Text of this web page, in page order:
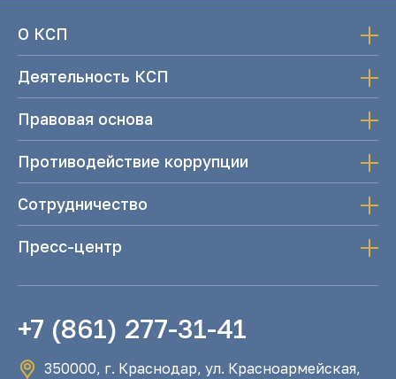
О КСП
Деятельность КСП
Правовая основа
Противодействие коррупции
Сотрудничество
Пресс-центр
+7 (861) 277-31-41
350000, г. Краснодар, ул. Красноармейская,